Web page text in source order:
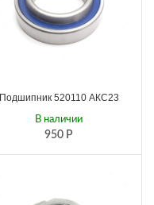
Подшипник 520110 АКС23
950 Р
В наличии